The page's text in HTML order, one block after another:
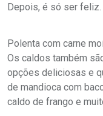
Depois, é só ser feliz.
Polenta com carne
Os caldos também
opções deliciosas e
de mandioca com
caldo de frango e